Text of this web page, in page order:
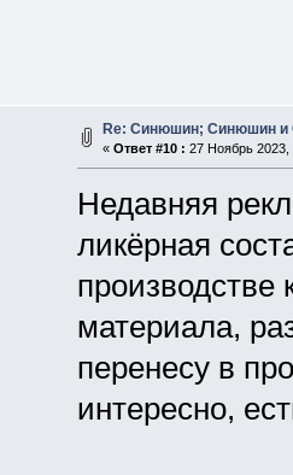
Re: Синюшин; Синюшин и
« Ответ #10 : 27 Ноябрь 2023,
Недавняя
ликёрная
производстве
материала,
перенесу в
интересно,